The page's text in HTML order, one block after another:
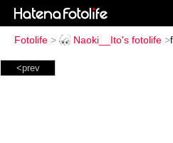
Fotolife > Naoki__Ito's fotolife >
<prev